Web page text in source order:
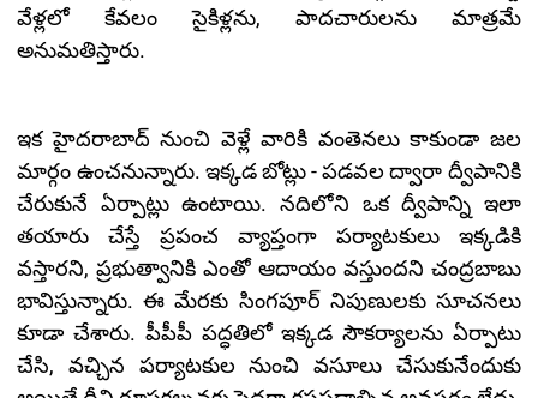
వేళ్లలో కేవలం సైకిళ్లను, పాదచారులను మాత్రమే
అనుమతిస్తారు.
ఇక హైదరాబాద్ నుంచి వెళ్లే వారికి వంతెనలు కాకుండా జల
మార్గం ఉంచనున్నారు. ఇక్కడ బోట్లు - పడవల ద్వారా ద్వీపానికి
చేరుకునే ఏర్పాట్లు ఉంటాయి. నదిలోని ఒక ద్వీపాన్ని ఇలా
తయారు చేస్తే ప్రపంచ వ్యాప్తంగా పర్యాటకులు ఇక్కడికి
వస్తారని, ప్రభుత్వానికి ఎంతో ఆదాయం వస్తుందని చంద్రబాబు
భావిస్తున్నారు. ఈ మేరకు సింగపూర్ నిపుణులకు సూచనలు
కూడా చేశారు. పీపీపీ పద్ధతిలో ఇక్కడ సౌకర్యాలను ఏర్పాటు
చేసి, వచ్చిన పర్యాటకుల నుంచి వసూలు చేసుకునేందుకు